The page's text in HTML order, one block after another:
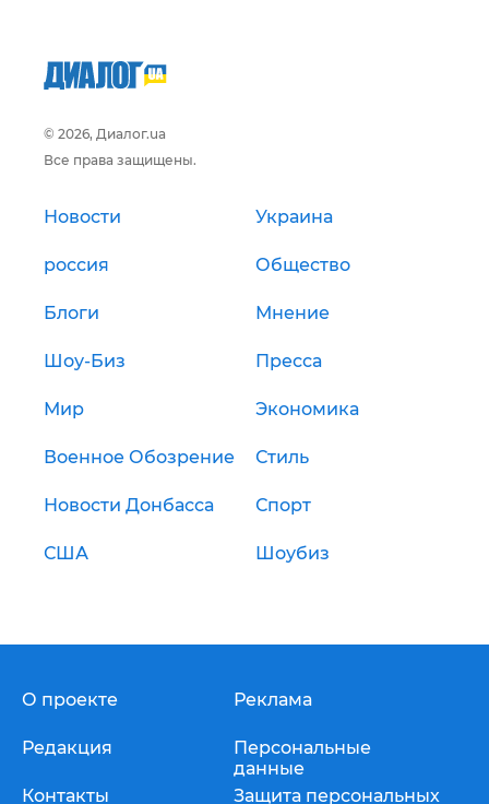
© 2026, Диалог.ua
Все права защищены.
Новости Украина
россия Общество
Блоги Мнение
Шоу-Биз Пресса
Мир Экономика
Военное Обозрение Стиль
Новости Донбасса Спорт
США Шоубиз
О проекте
Редакция
Контакты
Реклама
Персональные
данные
Защита персональных